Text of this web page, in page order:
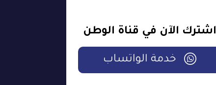
اشترك الآن في قناة الوطن
خدمة الواتساب